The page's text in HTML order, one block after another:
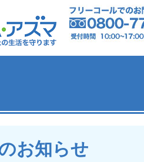
お知らせ